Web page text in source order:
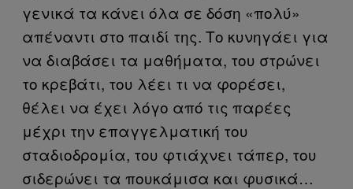
γενικά τα κάνει όλα σε δόση «πολύ»
απέναντι στο παιδί της. Το κυνηγάει για
να διαβάσει τα μαθήματα, του στρώνει
το κρεβάτι, του λέει τι να φορέσει,
θέλει να έχει λόγο από τις παρέες
μέχρι την επαγγελματική του
σταδιοδρομία, του φτιάχνει τάπερ, του
σιδερώνει τα πουκάμισα και φυσικά…